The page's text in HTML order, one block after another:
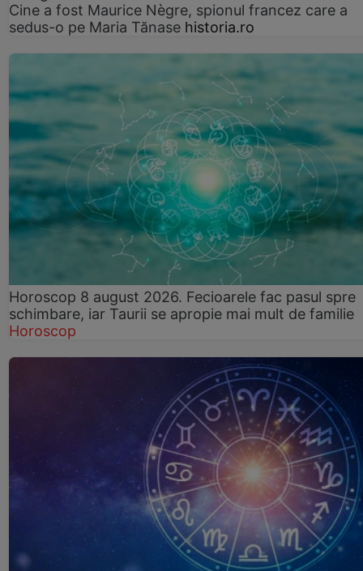
Cine a fost Maurice Nègre, spionul francez care a
sedus-o pe Maria Tănase historia.ro
Horoscop 8 august 2026. Fecioarele fac pasul spre
schimbare, iar Taurii se apropie mai mult de familie
Horoscop